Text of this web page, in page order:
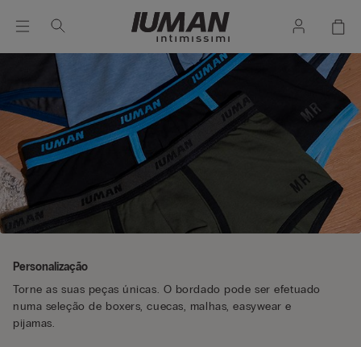
Personalização
Torne as suas peças únicas. O bordado pode ser efetuado
numa seleção de boxers, cuecas, malhas, easywear e
pijamas.